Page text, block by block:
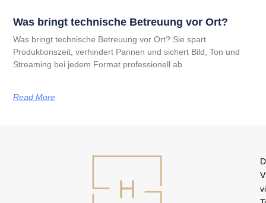
Was bringt technische Betreuung vor Ort?
Was bringt technische Betreuung vor Ort? Sie spart
Produktionszeit, verhindert Pannen und sichert Bild, Ton und
Streaming bei jedem Format professionell ab
Read More